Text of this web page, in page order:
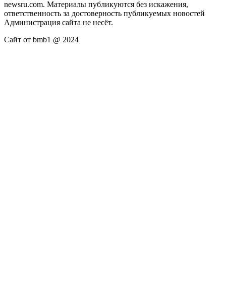
newsru.com. Материалы публикуются без искажения,
ответственность за достоверность публикуемых новостей
Администрация сайта не несёт.
Сайт от bmb1 @ 2024